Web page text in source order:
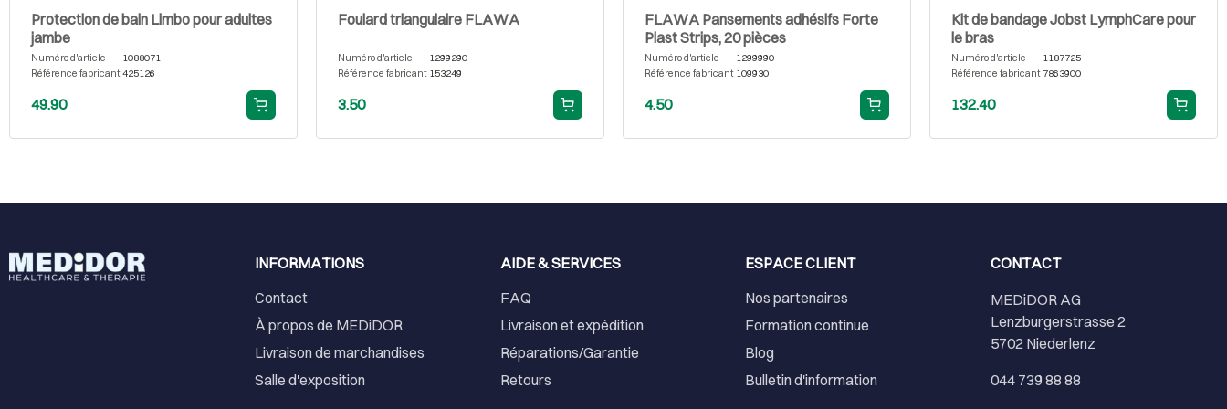
Protection de bain Limbo pour adultes
jambe
Numéro d'article
1088071
Référence fabricant 425126
49.90
Foulard triangulaire FLAWA
Numéro d'article
1299290
Référence fabricant 153249
3.50
FLAWA Pansements adhésifs Forte
Plast Strips, 20 pièces
Numéro d'article
1299990
Référence fabricant 109930
4.50
Kit de bandage Jobst LymphCare pour
le bras
Numéro d'article
1187725
Référence fabricant 7863900
132.40
INFORMATIONS
Contact
À propos de MEDiDOR
Livraison de marchandises
Salle d'exposition
AIDE & SERVICES
FAQ
Livraison et expédition
Réparations/Garantie
Retours
ESPACE CLIENT
Nos partenaires
Formation continue
Blog
Bulletin d'information
CONTACT
MEDiDOR AG
Lenzburgerstrasse 2
5702 Niederlenz
044 739 88 88